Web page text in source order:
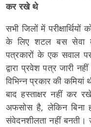
कर रखे थे
सभी जिलों में
के लिए शटल बस सेवा
पत्रकारों के एक सवाल
द्वारा प्रवेश पत्र जारी
विभिन्न प्रकार की
बाद हस्ताक्षर नहीं कर
अफसोस है, लेकिन बिना
संवेदनशीलता नहीं